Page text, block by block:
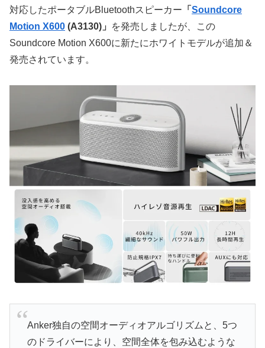
対応したポータブルBluetoothスピーカー 「 Soundcore
Motion X600 (A3130)」
を発売しましたが、この
Soundcore Motion X600に新たにホワイトモデルが追加＆
発売されています。
Anker独自の空間オーディオアルゴリズムと、5つ
のドライバーにより、空間全体を包み込むような